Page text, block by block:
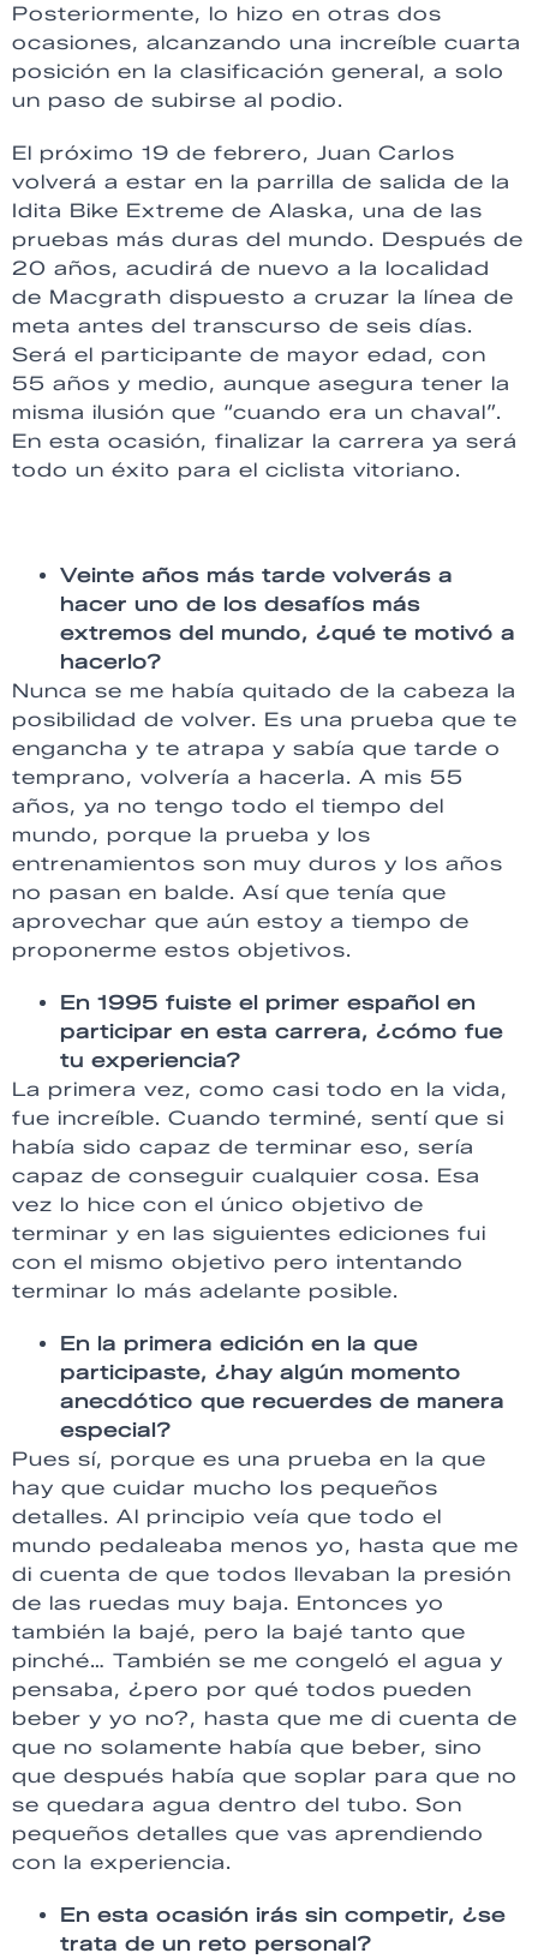
Posteriormente, lo hizo en otras dos
ocasiones, alcanzando una increíble cuarta
posición en la clasificación general, a solo
un paso de subirse al podio.
El próximo 19 de febrero, Juan Carlos
volverá a estar en la parrilla de salida de la
Idita Bike Extreme de Alaska, una de las
pruebas más duras del mundo. Después de
20 años, acudirá de nuevo a la localidad
de Macgrath dispuesto a cruzar la línea de
meta antes del transcurso de seis días.
Será el participante de mayor edad, con
55 años y medio, aunque asegura tener la
misma ilusión que “cuando era un chaval”.
En esta ocasión, finalizar la carrera ya será
todo un éxito para el ciclista vitoriano.
Veinte años más tarde volverás a
hacer uno de los desafíos más
extremos del mundo, ¿qué te motivó a
hacerlo?
Nunca se me había quitado de la cabeza la
posibilidad de volver. Es una prueba que te
engancha y te atrapa y sabía que tarde o
temprano, volvería a hacerla. A mis 55
años, ya no tengo todo el tiempo del
mundo, porque la prueba y los
entrenamientos son muy duros y los años
no pasan en balde. Así que tenía que
aprovechar que aún estoy a tiempo de
proponerme estos objetivos.
En 1995 fuiste el primer español en
participar en esta carrera, ¿cómo fue
tu experiencia?
La primera vez, como casi todo en la vida,
fue increíble. Cuando terminé, sentí que si
había sido capaz de terminar eso, sería
capaz de conseguir cualquier cosa. Esa
vez lo hice con el único objetivo de
terminar y en las siguientes ediciones fui
con el mismo objetivo pero intentando
terminar lo más adelante posible.
En la primera edición en la que
participaste, ¿hay algún momento
anecdótico que recuerdes de manera
especial?
Pues sí, porque es una prueba en la que
hay que cuidar mucho los pequeños
detalles. Al principio veía que todo el
mundo pedaleaba menos yo, hasta que me
di cuenta de que todos llevaban la presión
de las ruedas muy baja. Entonces yo
también la bajé, pero la bajé tanto que
pinché… También se me congeló el agua y
pensaba, ¿pero por qué todos pueden
beber y yo no?, hasta que me di cuenta de
que no solamente había que beber, sino
que después había que soplar para que no
se quedara agua dentro del tubo. Son
pequeños detalles que vas aprendiendo
con la experiencia.
En esta ocasión irás sin competir, ¿se
trata de un reto personal?